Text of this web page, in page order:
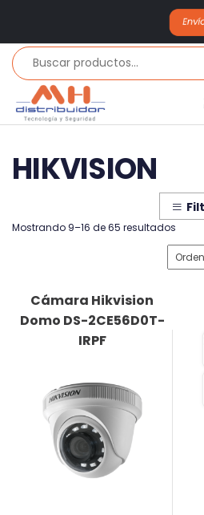
HIKVISION
Mostrando 9–16 de 65 resultados
Cámara Hikvision
Domo DS-2CE56D0T-
IRPF